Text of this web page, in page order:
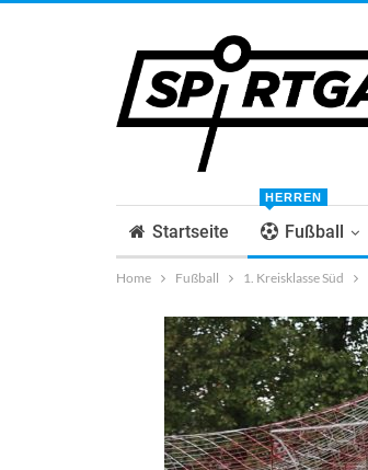
Startseite Fußball
HERREN
Home Fußball 1. Kreisklasse Süd